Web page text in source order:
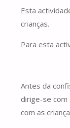
Esta
crianças.
Para esta
Antes da
dirige-se com
com as